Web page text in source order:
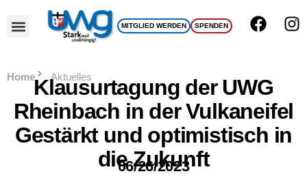
MITGLIED WERDEN SPENDEN
Home Aktuelles
Klausurtagung der UWG
Rheinbach in der Vulkaneifel
Gestärkt und optimistisch in
die Zukunft
06/26/2023